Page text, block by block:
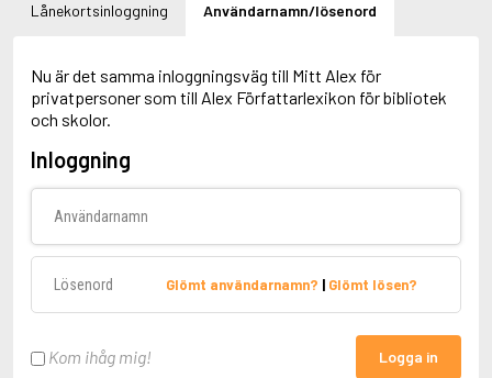
Lånekortsinloggning Användarnamn/lösenord
Nu är det samma inloggningsväg till Mitt Alex för
privatpersoner som till Alex Författarlexikon för bibliotek
och skolor.
Inloggning
Glömt användarnamn? | Glömt lösen?
Kom ihåg mig! Logga in